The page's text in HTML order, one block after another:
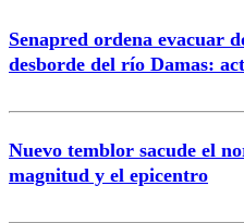
Senapred ordena evacuar
desborde del río Damas:
Nuevo temblor sacude el
magnitud y el epicentro